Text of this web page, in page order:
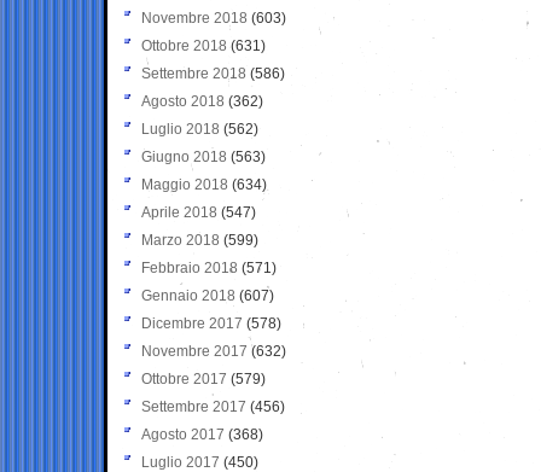
Novembre 2018 (603)
Ottobre 2018 (631)
Settembre 2018 (586)
Agosto 2018 (362)
Luglio 2018 (562)
Giugno 2018 (563)
Maggio 2018 (634)
Aprile 2018 (547)
Marzo 2018 (599)
Febbraio 2018 (571)
Gennaio 2018 (607)
Dicembre 2017 (578)
Novembre 2017 (632)
Ottobre 2017 (579)
Settembre 2017 (456)
Agosto 2017 (368)
Luglio 2017 (450)